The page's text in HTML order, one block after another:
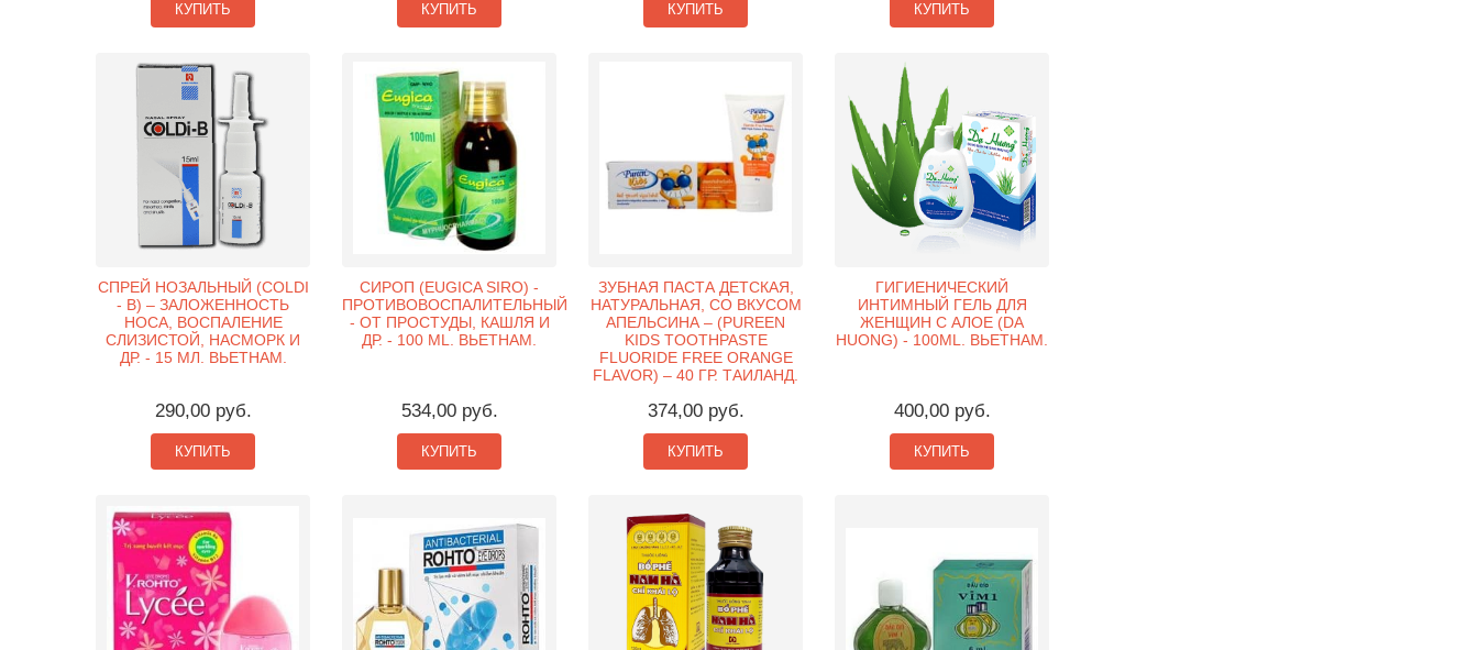
КУПИТЬ КУПИТЬ КУПИТЬ КУПИТЬ
СПРЕЙ НОЗАЛЬНЫЙ (COLDI
- B) – ЗАЛОЖЕННОСТЬ
НОСА, ВОСПАЛЕНИЕ
СЛИЗИСТОЙ, НАСМОРК И
ДР. - 15 МЛ. ВЬЕТНАМ.
290,00 руб.
КУПИТЬ
СИРОП (EUGICA SIRO) -
ПРОТИВОВОСПАЛИТЕЛЬНЫЙ
- ОТ ПРОСТУДЫ, КАШЛЯ И
ДР. - 100 ML. ВЬЕТНАМ.
534,00 руб.
КУПИТЬ
ЗУБНАЯ ПАСТА ДЕТСКАЯ,
НАТУРАЛЬНАЯ, СО ВКУСОМ
АПЕЛЬСИНА – (PUREEN
KIDS TOOTHPASTE
FLUORIDE FREE ORANGE
FLAVOR) – 40 ГР. ТАИЛАНД.
374,00 руб.
КУПИТЬ
ГИГИЕНИЧЕСКИЙ
ИНТИМНЫЙ ГЕЛЬ ДЛЯ
ЖЕНЩИН С АЛОЕ (DA
HUONG) - 100ML. ВЬЕТНАМ.
400,00 руб.
КУПИТЬ